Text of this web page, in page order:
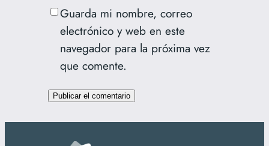
Guarda mi nombre, correo
electrónico y web en este
navegador para la próxima vez
que comente.